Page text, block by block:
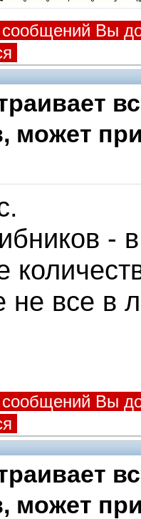
Вы
может
-
все в
Вы
может